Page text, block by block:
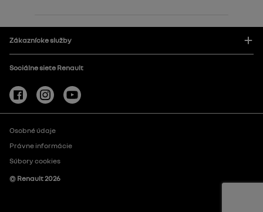
Zákaznícke služby
Sociálne siete Renault
Osobné údaje
Právne informácie
Súbory cookies
© Renault2026